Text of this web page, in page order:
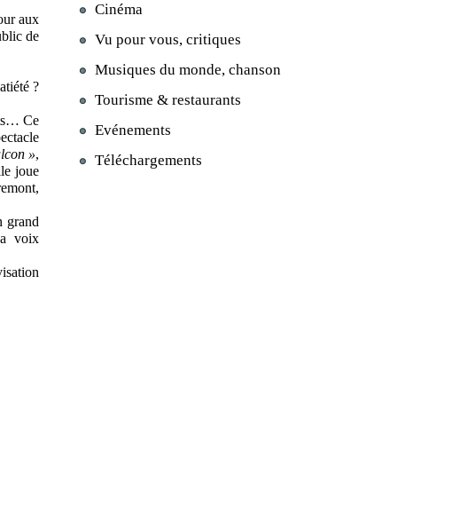
aux
de
?
Ce
»,
joue
grand
voix
Cinéma
Vu pour vous, critiques
Musiques du monde, chanson
Tourisme & restaurants
Evénements
Téléchargements